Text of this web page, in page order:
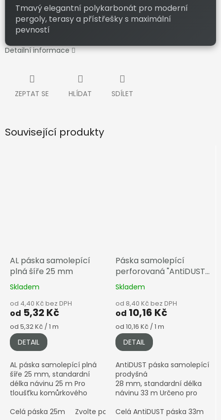
Tmavý elegantní polykarbonát pro moderní
pergoly, terasy a přístřešky s maximální
pevností
Detailní informace
ZEPTAT SE HLÍDAT SDÍLET
Související produkty
AL páska samolepící
plná šíře 25 mm
Skladem
od 4,40 Kč bez DPH
od 5,32 Kč
Měrná
cena:
od 5,32 Kč / 1 m
DETAIL
AL páska samolepící plná
šíře 25 mm, standardní
délka návinu 25 m Pro
tloušťku komůrkového
Hliníková (stříbrná)
Celá páska 25m Zvolte počet metrů
Páska samolepící
perforovaná "AntiDUST"
šíře 28 mm
Skladem
od 8,40 Kč bez DPH
od 10,16 Kč
Měrná
cena:
od 10,16 Kč / 1 m
DETAIL
AntiDUST páska samolepící
prodyšná
28 mm, standardní délka
návinu 33 m Určeno pro
4–10 mm • Prodyšná páska
Celá AntiDUST páska 33m